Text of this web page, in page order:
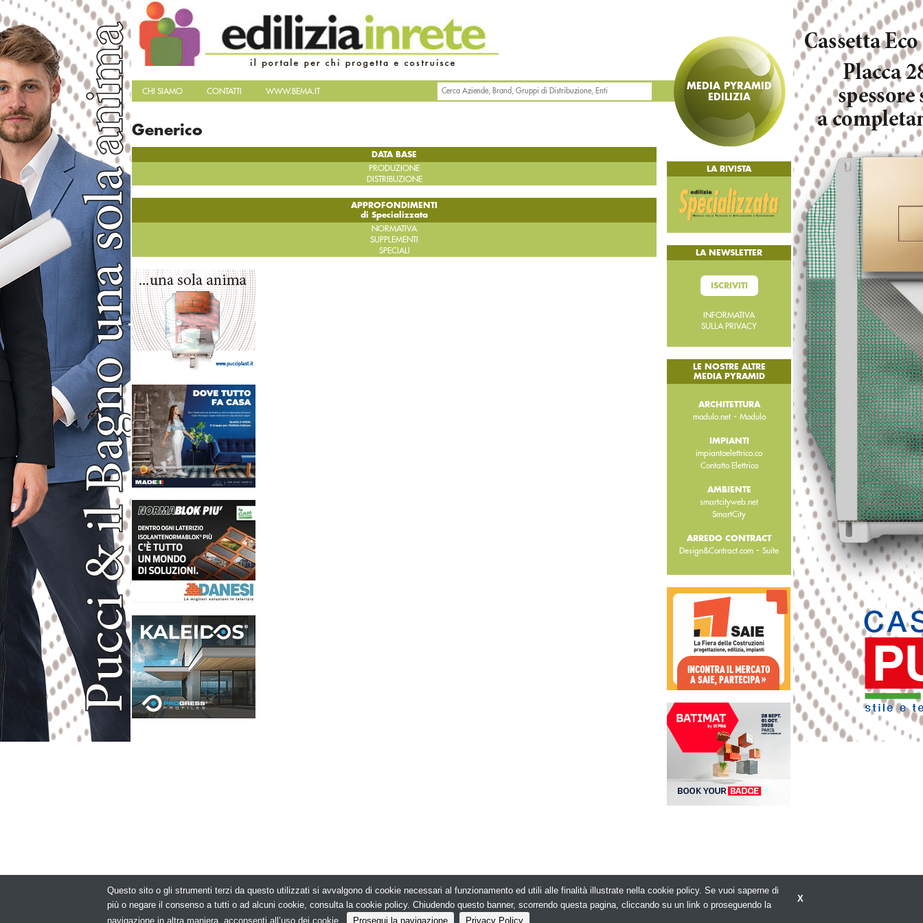
CHI SIAMO CONTATTI WWW.BEMA.IT
MEDIA PYRAMID
EDILIZIA
Generico
DATA BASE
PRODUZIONE
DISTRIBUZIONE
APPROFONDIMENTI
di Specializzata
NORMATIVA
SUPPLEMENTI
SPECIALI
LA RIVISTA
LA NEWSLETTER
ISCRIVITI
INFORMATIVA
SULLA PRIVACY
LE NOSTRE ALTRE
MEDIA PYRAMID
ARCHITETTURA
modulo.net- Modulo
IMPIANTI
impiantoelettrico.co
Contatto Elettrico
AMBIENTE
smartcityweb.net
SmartCity
ARREDO CONTRACT
Design&Contract.com -Suite
© Copyright 2026. Edilizia in Rete - N.ro Iscrizione ROC 5836 -Privacy policy X
Questo sito o gli strumenti terzi da questo utilizzati si avvalgono di cookie necessari al funzionamento ed utili alle finalità illustrate nella cookie policy. Se vuoi saperne di
più o negare il consenso a tutti o ad alcuni cookie, consulta la cookie policy. Chiudendo questo banner, scorrendo questa pagina, cliccando su un link o proseguendo la
navigazione in altra maniera, acconsenti all’uso dei cookie.
Prosegui la navigazione Privacy Policy